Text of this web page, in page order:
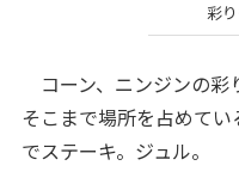
彩り
コーン、ニンジンの彩
そこまで場所を占めて
でステーキ。ジュル。